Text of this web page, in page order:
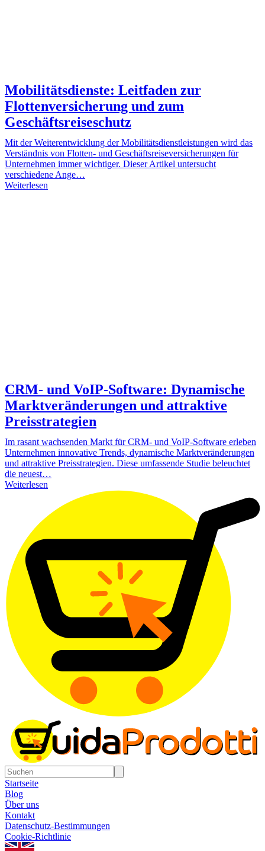
Mobilitätsdienste: Leitfaden zur
Flottenversicherung und zum
Geschäftsreiseschutz
Mit der Weiterentwicklung der Mobilitätsdienstleistungen wird das
Verständnis von Flotten- und Geschäftsreiseversicherungen für
Unternehmen immer wichtiger. Dieser Artikel untersucht
verschiedene Ange…
Weiterlesen
CRM- und VoIP-Software: Dynamische
Marktveränderungen und attraktive
Preisstrategien
Im rasant wachsenden Markt für CRM- und VoIP-Software erleben
Unternehmen innovative Trends, dynamische Marktveränderungen
und attraktive Preisstrategien. Diese umfassende Studie beleuchtet
die neuest…
Weiterlesen
Startseite
Blog
Über uns
Kontakt
Datenschutz-Bestimmungen
Cookie-Richtlinie